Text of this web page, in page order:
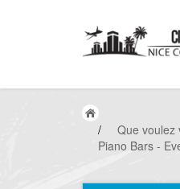
/ Que voulez
Piano Bars -